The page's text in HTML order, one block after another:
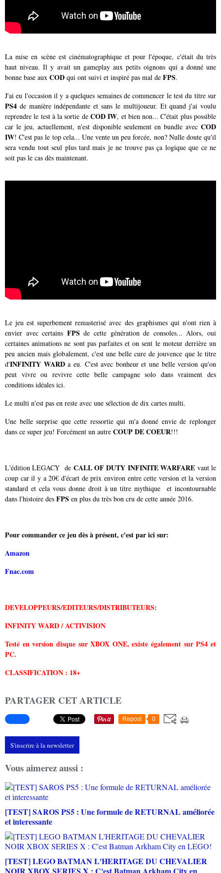
La mise en scène est cinématographique et pour l'époque, c'était du très
haut niveau. Il y avait un gameplay aux petits oignons qui a donné une
bonne base aux COD qui ont suivi et inspiré pas mal de FPS.
J'ai eu l'occasion il y a quelques semaines de commencer le test du titre sur
PS4 de manière indépendante et sans le multijoueur. Et quand j'ai voulu
reprendre le test à la sortie de COD IW, et bien non... C'était plus possible
car le jeu, actuellement, n'est disponible seulement en bundle avec COD
IW! C'est pas le top cela... Une vente un peu forcée, non? Nulle doute qu'il
sera vendu tout seul plus tard mais je ne trouve pas ça logique que ce ne
soit pas le cas dès maintenant.
Le jeu est superbement remasterisé avec des graphismes qui n'ont rien à
envier avec certains FPS de cette génération de consoles... Alors, oui
certaines animations ne sont pas parfaites et on sent le moteur derrière un
peu ancien mais globalement, c'est une belle cure de jouvence que le titre
d'INFINITY WARDa eu. C'est avec bonheur et une belle version qu'on
peut vivre ou revivre cette belle campagne solo dans vraiment des
conditions idéales ici.
Le multi n'est pas en reste avec une sélection de dix cartes multi.
Une belle surprise que cette ressortie qui m'a donné envie de replonger
dans ce super jeu! Forcément un autre COUP DE COEUR!!!
L'édition LEGACY de CALL OF DUTY INFINITE WARFARE vaut le
coup car il y a 20€ d'écart de prix environ entre cette version et la version
standard et cela vous donne droit à un titre mythique et incontournable
dans l'histoire des FPS en plus du très bon cru de cette année 2016.
Pour commander ce jeu dès à présent, c'est par ici sur:
Amazon
Fnac.com
DEVELOPPEURS/EDITEURS/DISTRIBUTEURS:
INFINITY WARD / ACTIVISION
Testé en version disque sur XBOX ONE, existe également sur PS4 et
PC.
CLASSIFICATION : 18+
PARTAGER CET ARTICLE
Repost 0
S'inscrire à la newsletter
Vous aimerez aussi :
[TEST] SAROS PS5 : Une formule de RETURNAL améliorée
et interessante
[TEST] LEGO BATMAN L'HERITAGE DU CHEVALIER